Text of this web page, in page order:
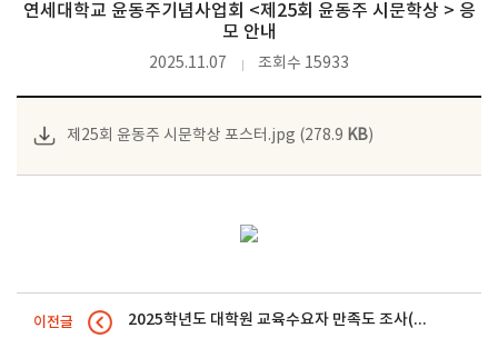
연세대학교 윤동주기념사업회 <제25회 윤동주 시문학상 > 응
모 안내
2025.11.07 조회수 15933
제25회 윤동주 시문학상 포스터.jpg (278.9 KB)
이전글 2025학년도 대학원 교육수요자 만족도 조사(Graduate Student Satisfaction Survey) 실시 안내(기프…